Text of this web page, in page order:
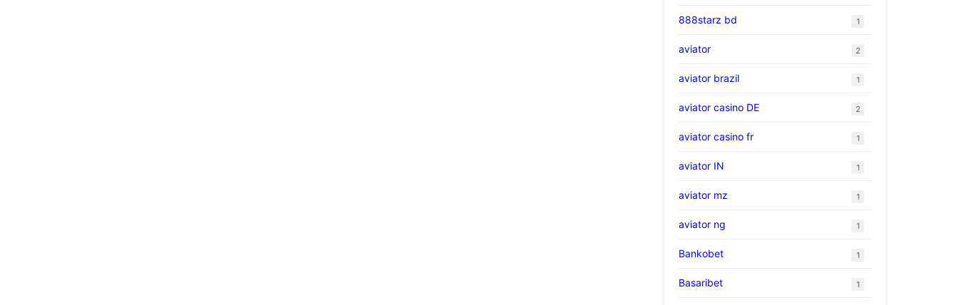
888starz bd 1
aviator 2
aviator brazil 1
aviator casino DE 2
aviator casino fr 1
aviator IN 1
aviator mz 1
aviator ng 1
Bankobet 1
Basaribet 1